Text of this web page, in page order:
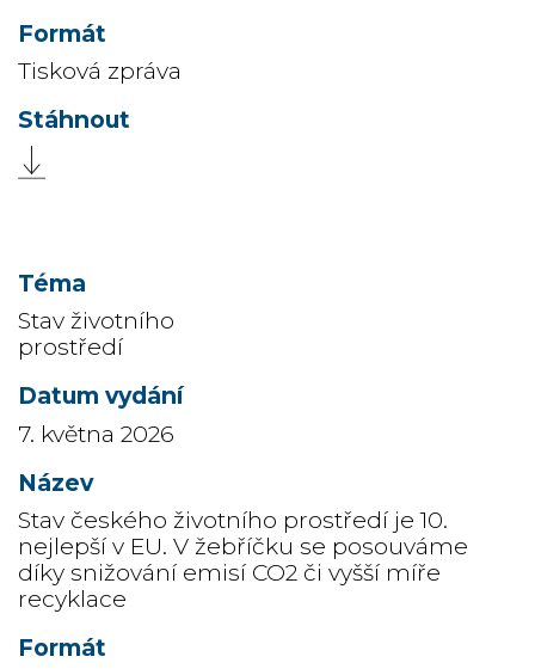
Tisková zpráva
Stav životního
prostředí
7. května 2026
Stav českého životního prostředí je 10.
nejlepší v EU. V žebříčku se posouváme
díky snižování emisí CO2 či vyšší míře
recyklace